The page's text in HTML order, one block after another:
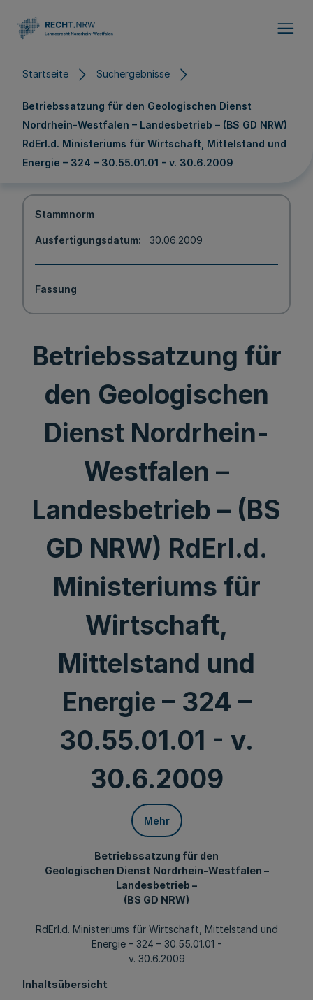
Startseite Suchergebnisse
Betriebssatzung für den Geologischen Dienst
Nordrhein-Westfalen – Landesbetrieb – (BS GD NRW)
RdErl.d. Ministeriums für Wirtschaft, Mittelstand und
Energie – 324 – 30.55.01.01 - v. 30.6.2009
Stammnorm
Ausfertigungsdatum 30.06.2009
Fassung
Betriebssatzung für
den Geologischen
Dienst Nordrhein-
Westfalen –
Landesbetrieb – (BS
GD NRW) RdErl.d.
Ministeriums für
Wirtschaft,
Mittelstand und
Energie – 324 –
30.55.01.01 - v.
30.6.2009
Mehr
Betriebssatzung für den
Geologischen Dienst Nordrhein-Westfalen –
Landesbetrieb –
(BS GD NRW)
RdErl.d. Ministeriums für Wirtschaft, Mittelstand und
Energie – 324 – 30.55.01.01 -
v. 30.6.2009
Inhaltsübersicht